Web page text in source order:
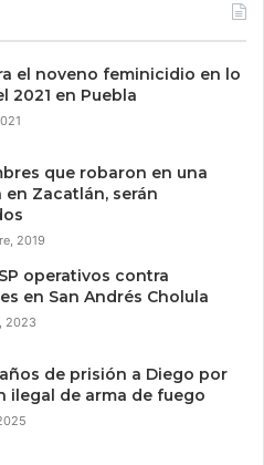
el noveno feminicidio en lo
2021 en Puebla
que robaron en una
Zacatlán, serán
2019
operativos contra
en San Andrés Cholula
2023
de prisión a Diego por
ilegal de arma de fuego